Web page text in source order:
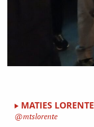
MATIES LORENTE
mtslorente